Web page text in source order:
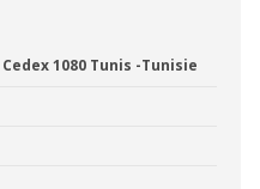
1080 Tunis -Tunisie